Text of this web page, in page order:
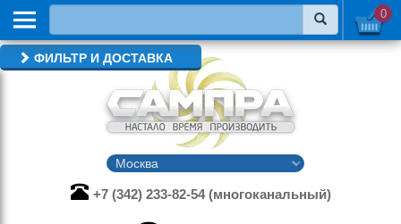
ФИЛЬТР И ДОСТАВКА
+7 (342) 233-82-54 (многоканальный)
0